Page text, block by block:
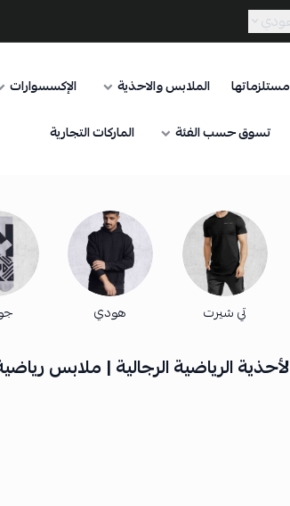
الملابس والاحذية الإكسسوارات
تسوق حسب الفئة الماركات التجارية
تي شيرت هودي
الرياضية الرجالية | ملابس